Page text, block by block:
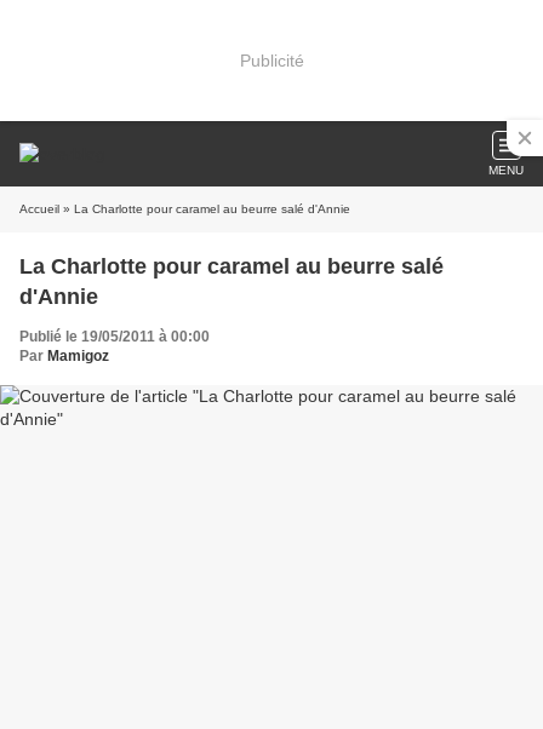
Publicité
MENU
Accueil » La Charlotte pour caramel au beurre salé d'Annie
La Charlotte pour caramel au beurre salé
d'Annie
Publié le 19/05/2011 à 00:00
Par Mamigoz